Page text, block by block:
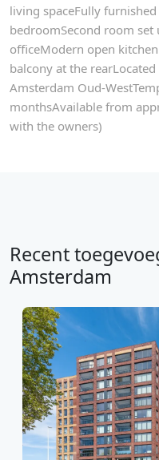
living spaceFully
bedroomSecond room
officeModern open
balcony at the
Amsterdam Oud-
monthsAvailable from
with the owners)
Recent
Amsterdam